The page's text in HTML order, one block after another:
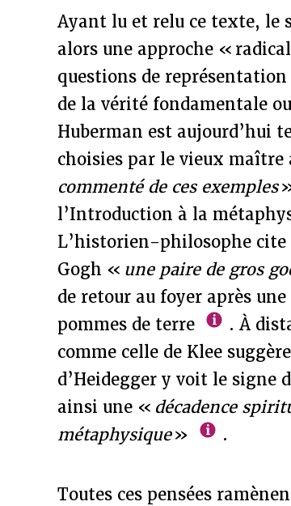
Ayant lu et relu ce texte, le
alors une approche «
questions de
de la vérité fondamentale
Huberman est aujourd’hui
choisies par le vieux
commenté de ces exemples
l’Introduction à la
L’historien-philosophe cite
Gogh « une paire de gros
de retour au foyer après
pommes de terre
. À
comme celle de Klee
d’Heidegger y voit le signe
ainsi une « décadence
métaphysique» .
Toutes ces pensées